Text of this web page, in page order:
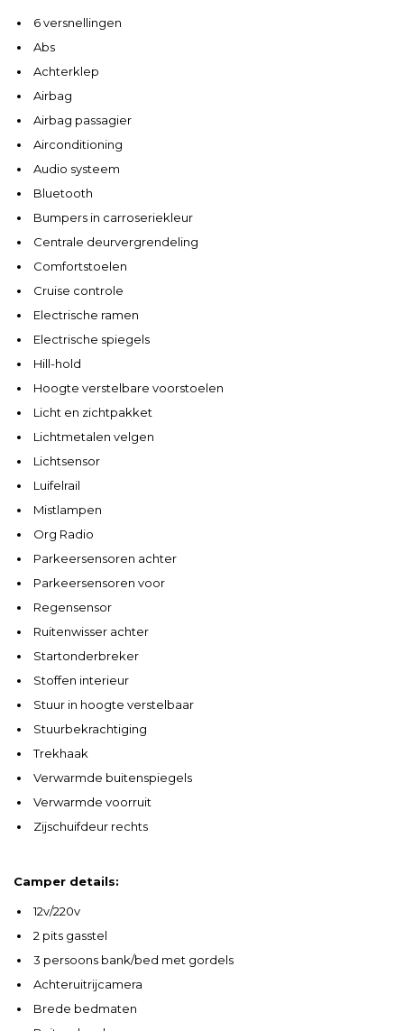
6 versnellingen
Abs
Achterklep
Airbag
Airbag passagier
Airconditioning
Audio systeem
Bluetooth
Bumpers in carroseriekleur
Centrale deurvergrendeling
Comfortstoelen
Cruise controle
Electrische ramen
Electrische spiegels
Hill-hold
Hoogte verstelbare voorstoelen
Licht en zichtpakket
Lichtmetalen velgen
Lichtsensor
Luifelrail
Mistlampen
Org Radio
Parkeersensoren achter
Parkeersensoren voor
Regensensor
Ruitenwisser achter
Startonderbreker
Stoffen interieur
Stuur in hoogte verstelbaar
Stuurbekrachtiging
Trekhaak
Verwarmde buitenspiegels
Verwarmde voorruit
Zijschuifdeur rechts
Camper details:
12v/220v
2 pits gasstel
3 persoons bank/bed met gordels
Achteruitrijcamera
Brede bedmaten